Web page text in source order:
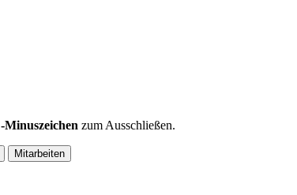
-Minuszeichen zum Ausschließen.
Mitarbeiten